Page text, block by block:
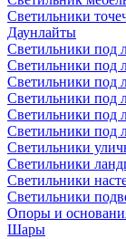
Светильники
Даунлайты
Светильники под
Светильники под
Светильники под
Светильники под
Светильники под
Светильники под
Светильники
Светильники
Светильники
Светильники
Опоры и
Шары